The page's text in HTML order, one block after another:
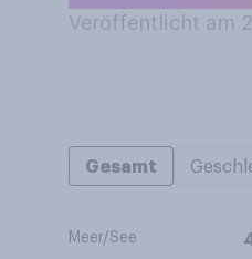
Veröffentlicht am
Gesamt
Meer/See